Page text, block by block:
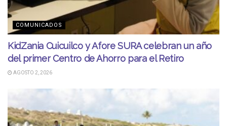
COMUNICADOS
KidZania Cuicuilco y Afore SURA celebran un año
del primer Centro de Ahorro para el Retiro
AGOSTO 2, 2026